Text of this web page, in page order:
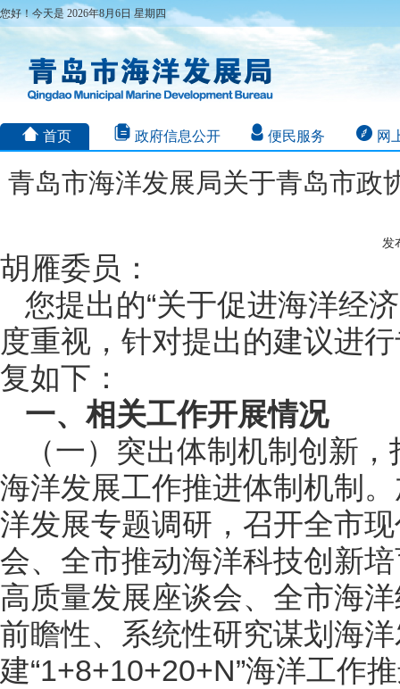
您好！今天是 2026年8月6日 星期四
首页 政府信息公开 便民服务 网
青岛市海洋发展局关于青岛市政
发
胡雁委员：
您提出的“关于促进海洋经
度重视，针对提出的建议进
复如下：
一、相关工作开展情况
（一）突出体制机制创新
海洋发展工作推进体制机制
洋发展专题调研，召开全市
会、全市推动海洋科技创新
高质量发展座谈会、全市海
前瞻性、系统性研究谋划海
建“1+8+10+20+N”海洋工作